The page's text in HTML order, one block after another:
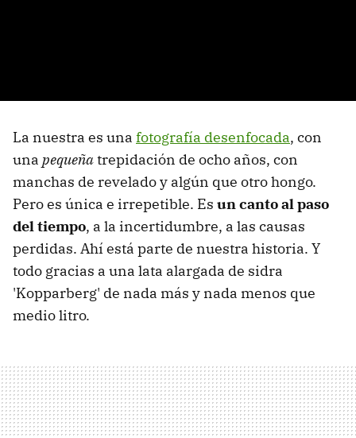
La nuestra es una fotografía desenfocada, con
una pequeñatrepidación de ocho años, con
manchas de revelado y algún que otro hongo.
Pero es única e irrepetible. Es un canto al paso
del tiempo, a la incertidumbre, a las causas
perdidas. Ahí está parte de nuestra historia. Y
todo gracias a una lata alargada de sidra
'Kopparberg' de nada más y nada menos que
medio litro.